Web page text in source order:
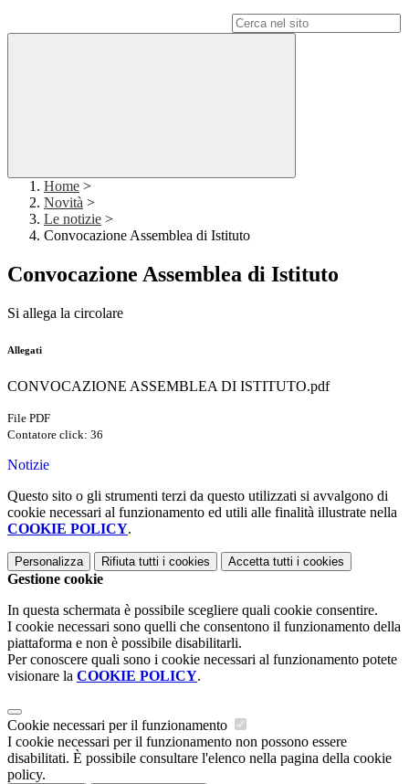
Home >
Novità >
Le notizie >
Convocazione Assemblea di Istituto
Convocazione Assemblea di Istituto
Si allega la circolare
Allegati
CONVOCAZIONE ASSEMBLEA DI ISTITUTO.pdf
File PDF
Contatore click: 36
Notizie
Questo sito o gli strumenti terzi da questo utilizzati si avvalgono di
cookie necessari al funzionamento ed utili alle finalità illustrate nella
COOKIE POLICY.
Personalizza Rifiuta tutti i cookies Accetta tutti i cookies
Gestione cookie
In questa schermata è possibile scegliere quali cookie consentire.
I cookie necessari sono quelli che consentono il funzionamento della
piattaforma e non è possibile disabilitarli.
Per conoscere quali sono i cookie necessari al funzionamento potete
visionare la COOKIE POLICY.
Cookie necessari per il funzionamento
I cookie necessari per il funzionamento non possono essere
disabilitati. È possibile consultare l'elenco nella pagina della cookie
policy.